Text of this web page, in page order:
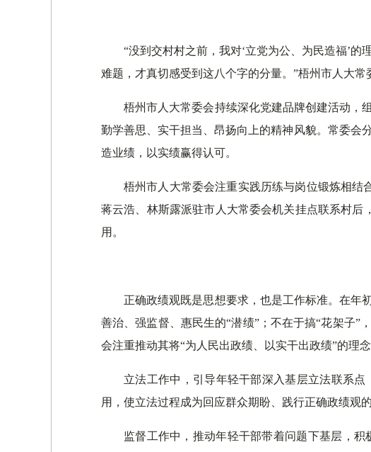
“没到交村村之前，我对‘立党为公、为民造福’
难题，才真切感受到这八个字的分量。”梧州市人大
梧州市人大常委会持续深化党建品牌创建活动，
勤学善思、实干担当、昂扬向上的精神风貌。常委会
造业绩，以实绩赢得认可。
梧州市人大常委会注重实践历练与岗位锻炼相结
蒋云浩、林斯露派驻市人大常委会机关挂点联系村
用。
正确政绩观既是思想要求，也是工作标准。在年
善治、强监督、惠民生的“潜绩”；不在于搞“花架子
会注重推动其将“为人民出政绩、以实干出政绩”的理念
立法工作中，引导年轻干部深入基层立法联系
用，使立法过程成为回应群众期盼、践行正确政绩观的
监督工作中，推动年轻干部带着问题下基层，